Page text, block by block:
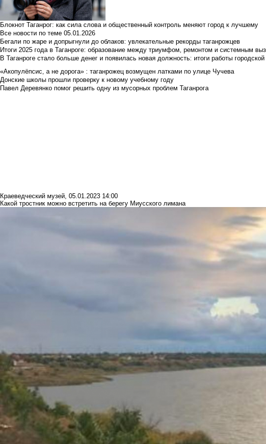
Блокнот Таганрог: как сила слова и общественный контроль меняют город к лучшему
Все новости по теме 05.01.2026
Бегали по жаре и допрыгнули до облаков: увлекательные рекорды таганрожцев
Итоги 2025 года в Таганроге: образование между триумфом, ремонтом и системным
В Таганроге стало больше денег и появилась новая должность: итоги работы
«Акопулёпсис, а не дорога» : таганрожец возмущен латками по улице Чучева
Донские школы прошли проверку к новому учебному году
Павел Деревянко помог решить одну из мусорных проблем Таганрога
Краеведческий музей, 05.01.2023 14:00
Какой тростник можно встретить на берегу Миусского лимана